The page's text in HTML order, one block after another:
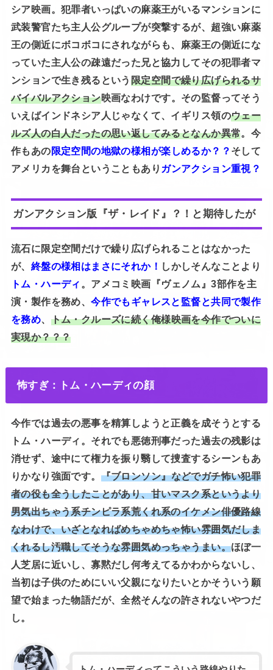
シア映画。犯罪者いっぱいの麻薬王がいるマンションに
武装警官たち主人公グループが突撃するが、超強い麻薬
王の側近にボコボコにされながらも、麻薬王の側近にな
っていた主人公の疎遠だった兄と協力してその犯罪者マ
ンションで生き残るという 限定空間で繰り広げられるサ
バイバルアクション映画なわけです。その監督ってそう
いえばインドネシア人じゃなくて、イギリス領のウェー
ルズ人の白人だったの思い返してみるとなんか異常。今
作もあの限定空間の地獄の様相が楽しめるか？？ そして
アメリカを舞台ということもあり ガンアクション重視？
ガンアクション版『ザ・レイド』？！と期待したが
流石に限定空間だけで繰り広げられることはなかった
が、 終盤の様相はまさにそれか！ しかしそんなことより
トム・ハーディ 。アメコミ映画『ヴェノム』3部作を主
演・製作を務め、今作でもギャレスと監督と共同で製作
を務め、 トム・クルーズに続く俺様映画を今作でついに
実現か？？？
怖すぎ：トム・ハーディの顔
今作では過去の悪事を精算しようと正義を成そうとする
トム・ハーディ。それでも悪徳刑事だった過去の残影は
消せず、途中にて権力を振り翳して捜査するシーンもあ
りかなり強面です。 『ブロンソン』などでガチ怖い犯罪
者の役も全うしたことがあり、甘いマスク系というより
男気出ちゃう系チンピラ系荒くれ系のイケメン俳優路線
なわけで、いざとなればめちゃめちゃ怖い雰囲気だしま
くれるし汚職してそうな雰囲気めっちゃうまい。ほぼ一
人芝居に近いし、寡黙だし何考えてるかわからないし、
当初は子供のためにいい父親になりたいとかそういう願
望で始まった物語だが、全然そんなの許されないやつだ
し。